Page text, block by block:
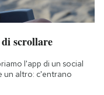
scrollare
l'app di un social
un altro: c'entrano